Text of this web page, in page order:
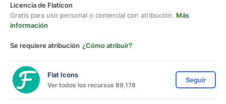
Licencia de Flaticon
Gratis para uso personal o comercial con atribución. Más
información
Se requiere atribución ¿Cómo atribuir?
Flat Icons
Ver todos los recursos 89,178
Seguir